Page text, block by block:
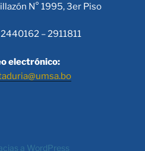
N° 1995, 3er Piso
2440162 – 2911811
electrónico:
a WordPress